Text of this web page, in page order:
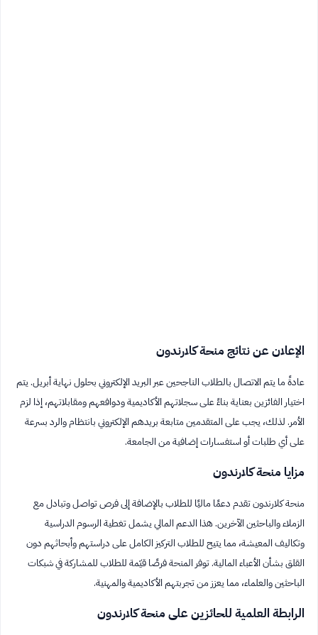
الإعلان عن نتائج منحة كلارندون
عادةً ما يتم الاتصال بالطلاب الناجحين عبر البريد الإلكتروني بحلول نهاية أبريل. يتم
اختيار الفائزين بعناية بناءً على سجلاتهم الأكاديمية ودوافعهم ومقابلاتهم، إذا لزم
الأمر. لذلك، يجب على المتقدمين متابعة بريدهم الإلكتروني بانتظام والرد بسرعة
على أي طلبات أو استفسارات إضافية من الجامعة.
مزايا منحة كلارندون
منحة كلارندون تقدم دعمًا ماليًا للطلاب بالإضافة إلى فرص تواصل وتبادل مع
الزملاء والباحثين الآخرين. هذا الدعم المالي يشمل تغطية الرسوم الدراسية
وتكاليف المعيشة، مما يتيح للطلاب التركيز الكامل على دراستهم وأبحاثهم دون
القلق بشأن الأعباء المالية. توفر المنحة فرصًا قيّمة للطلاب للمشاركة في شبكات
الباحثين والعلماء، مما يعزز من تجربتهم الأكاديمية والمهنية.
الرابطة العلمية للحائزين على منحة كلارندون